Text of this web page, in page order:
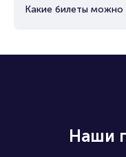
Какие билеты можно
Наши